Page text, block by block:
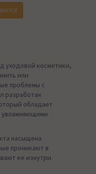
уходовой косметики,
или
проблемы с
разработан
обладает
увлажняющими
насыщена
проникают в
ее изнутри.